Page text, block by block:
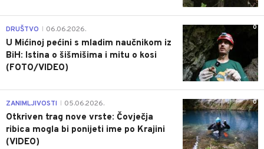
0
DRUŠTVO 06.06.2026.
U Mićinoj pećini s mladim naučnikom iz
BiH: Istina o šišmišima i mitu o kosi
(FOTO/VIDEO)
0
ZANIMLJIVOSTI 05.06.2026.
Otkriven trag nove vrste: Čovječja
ribica mogla bi ponijeti ime po Krajini
(VIDEO)